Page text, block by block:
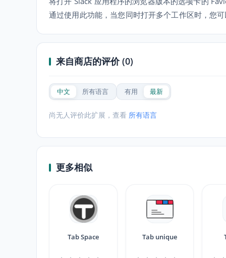
通过使用此功能，当您同时打开多个工作区时，您
来自商店的评价 (0)
中文 所有语言 有用 最新
尚无人评价此扩展，查看 所有语言
更多相似
Tab Space Tab unique